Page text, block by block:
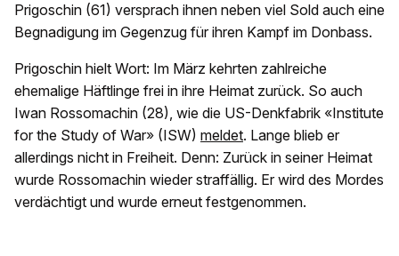
Prigoschin (61) versprach ihnen neben viel Sold auch eine
Begnadigung im Gegenzug für ihren Kampf im Donbass.
Prigoschin hielt Wort: Im März kehrten zahlreiche
ehemalige Häftlinge frei in ihre Heimat zurück. So auch
Iwan Rossomachin (28), wie die US-Denkfabrik «Institute
for the Study of War» (ISW) meldet. Lange blieb er
allerdings nicht in Freiheit. Denn: Zurück in seiner Heimat
wurde Rossomachin wieder straffällig. Er wird des Mordes
verdächtigt und wurde erneut festgenommen.